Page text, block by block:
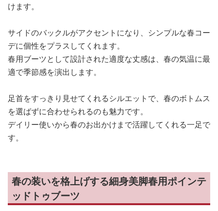
けます。
サイドのバックルがアクセントになり、シンプルな春コー
デに個性をプラスしてくれます。
春用ブーツとして設計された適度な丈感は、春の気温に最
適で季節感を演出します。
足首をすっきり見せてくれるシルエットで、春のボトムス
を選ばずに合わせられるのも魅力です。
デイリー使いから春のお出かけまで活躍してくれる一足で
す。
春の装いを格上げする細身美脚春用ポインテ
ッドトゥブーツ